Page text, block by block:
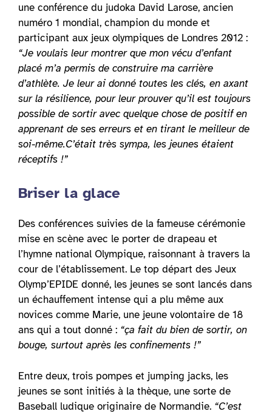
une conférence du judoka David Larose, ancien
numéro 1 mondial, champion du monde et
participant aux jeux olympiques de Londres 2012 :
“Je voulais leur montrer que mon vécu d’enfant
placé m’a permis de construire ma carrière
d’athlète. Je leur ai donné toutes les clés, en axant
sur la résilience, pour leur prouver qu’il est toujours
possible de sortir avec quelque chose de positif en
apprenant de ses erreurs et en tirant le meilleur de
soi-même.C’était très sympa, les jeunes étaient
réceptifs !”
Briser la glace
Des conférences suivies de la fameuse cérémonie
mise en scène avec le porter de drapeau et
l’hymne national Olympique, raisonnant à travers la
cour de l’établissement. Le top départ des Jeux
Olymp’EPIDE donné, les jeunes se sont lancés dans
un échauffement intense qui a plu même aux
novices comme Marie, une jeune volontaire de 18
ans qui a tout donné : “ça fait du bien de sortir, on
bouge, surtout après les confinements !”
Entre deux, trois pompes et jumping jacks, les
jeunes se sont initiés à la thèque, une sorte de
Baseball ludique originaire de Normandie. “C’est